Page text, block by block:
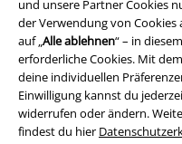
und unsere Partner Cookies
der Verwendung von
auf „Alle ablehnen“ – in
erforderliche Cookies. Mit
deine individuellen
Einwilligung kannst du
widerrufen oder ändern.
findest du hier
Konformitätserklärung
Information zur Barrierefreiheit
Cookie-Einstellungen
Vertrag widerrufen